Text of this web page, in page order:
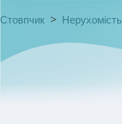
Стовпчик > Нерухомість